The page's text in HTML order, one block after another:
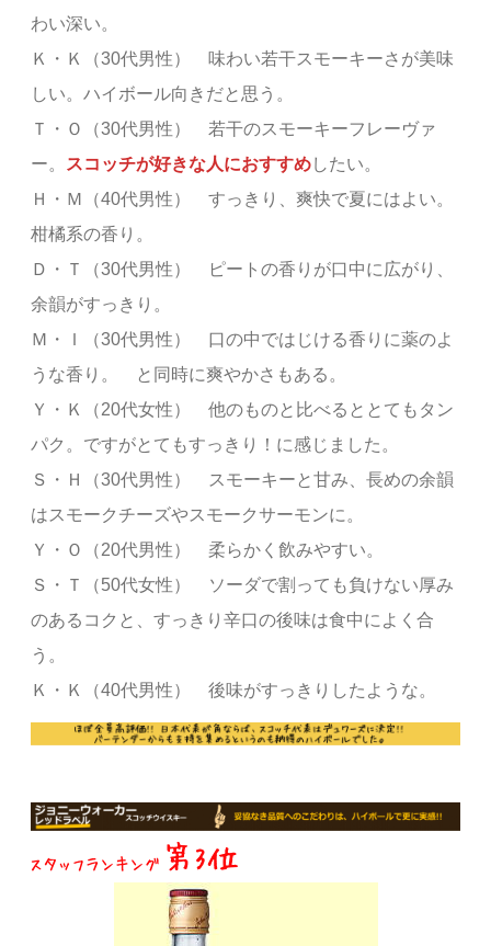
わい深い。
Ｋ・Ｋ（30代男性） 味わい若干スモーキーさが美味
しい。ハイボール向きだと思う。
Ｔ・Ｏ（30代男性） 若干のスモーキーフレーヴァ
ー。
スコッチが好きな人におすすめしたい。
Ｈ・Ｍ（40代男性） すっきり、爽快で夏にはよい。
柑橘系の香り。
Ｄ・Ｔ（30代男性） ピートの香りが口中に広がり、
余韻がすっきり。
Ｍ・Ｉ（30代男性） 口の中ではじける香りに薬のよ
うな香り。 と同時に爽やかさもある。
Ｙ・Ｋ（20代女性） 他のものと比べるととてもタン
パク。ですがとてもすっきり！に感じました。
Ｓ・Ｈ（30代男性） スモーキーと甘み、長めの余韻
はスモークチーズやスモークサーモンに。
Ｙ・Ｏ（20代男性） 柔らかく飲みやすい。
Ｓ・Ｔ（50代女性） ソーダで割っても負けない厚み
のあるコクと、すっきり辛口の後味は食中によく合
う。
Ｋ・Ｋ（40代男性） 後味がすっきりしたような。